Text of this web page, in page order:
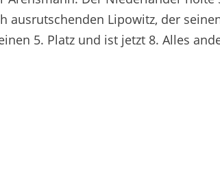
ausrutschenden Lipowitz, der
5. Platz und ist jetzt 8. Alles